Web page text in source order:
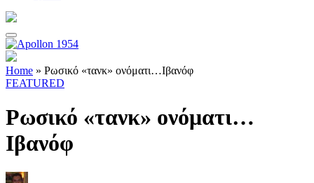
Home » Ρωσικό «τανκ» ονόματι…Ιβανόφ
FEATURED
Ρωσικό «τανκ» ονόματι…
Ιβανόφ